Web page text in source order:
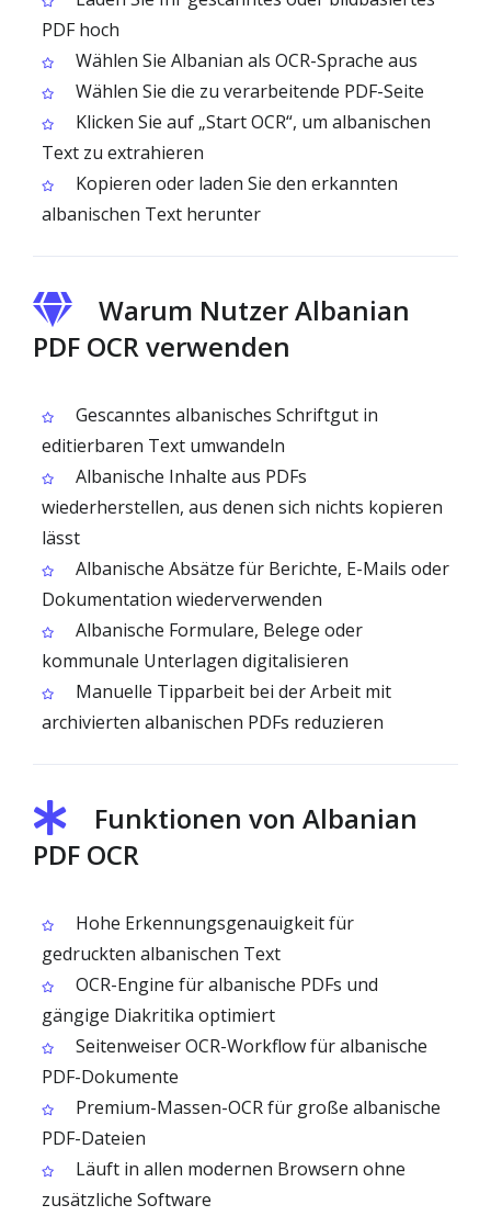
PDF hoch
Wählen Sie Albanian als OCR-Sprache aus
Wählen Sie die zu verarbeitende PDF-Seite
Klicken Sie auf „Start OCR“, um albanischen
Text zu extrahieren
Kopieren oder laden Sie den erkannten
albanischen Text herunter
Warum Nutzer Albanian
PDF OCR verwenden
Gescanntes albanisches Schriftgut in
editierbaren Text umwandeln
Albanische Inhalte aus PDFs
wiederherstellen, aus denen sich nichts kopieren
lässt
Albanische Absätze für Berichte, E-Mails oder
Dokumentation wiederverwenden
Albanische Formulare, Belege oder
kommunale Unterlagen digitalisieren
Manuelle Tipparbeit bei der Arbeit mit
archivierten albanischen PDFs reduzieren
Funktionen von Albanian
PDF OCR
Hohe Erkennungsgenauigkeit für
gedruckten albanischen Text
OCR-Engine für albanische PDFs und
gängige Diakritika optimiert
Seitenweiser OCR-Workflow für albanische
PDF-Dokumente
Premium-Massen-OCR für große albanische
PDF-Dateien
Läuft in allen modernen Browsern ohne
zusätzliche Software